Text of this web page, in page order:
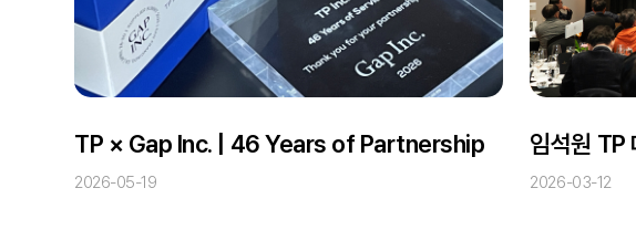
TP × Gap Inc. | 46 Years of Partnership
2026-05-19 2026-03-12